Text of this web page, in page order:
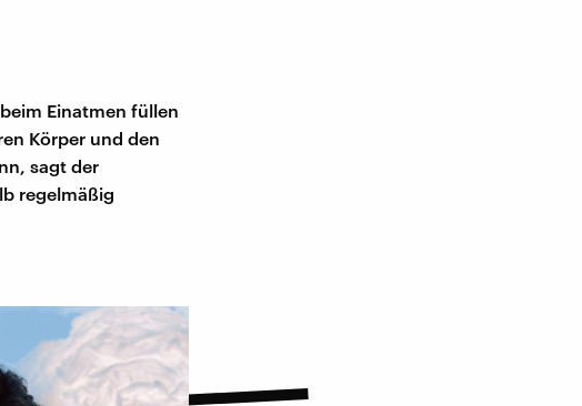
Einatmen füllen
Körper und den
sagt der
regelmäßig